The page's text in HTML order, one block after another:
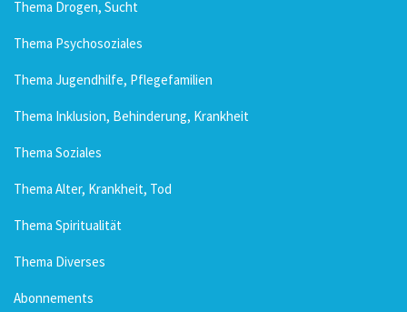
Thema Drogen, Sucht
Thema Psychosoziales
Thema Jugendhilfe, Pflegefamilien
Thema Inklusion, Behinderung, Krankheit
Thema Soziales
Thema Alter, Krankheit, Tod
Thema Spiritualität
Thema Diverses
Abonnements